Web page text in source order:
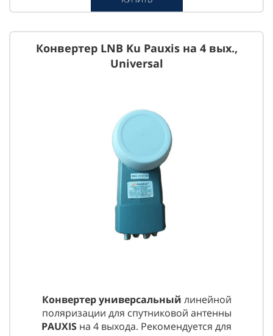
Конвертер LNB Ku Pauxis на 4 вых.,
Universal
Конвертер универсальный линейной
поляризации для спутниковой антенны
PAUXIS на 4 выхода. Рекомендуется для